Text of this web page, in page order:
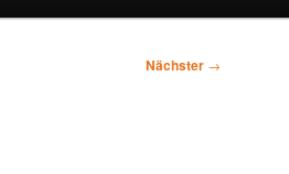
Nächster →